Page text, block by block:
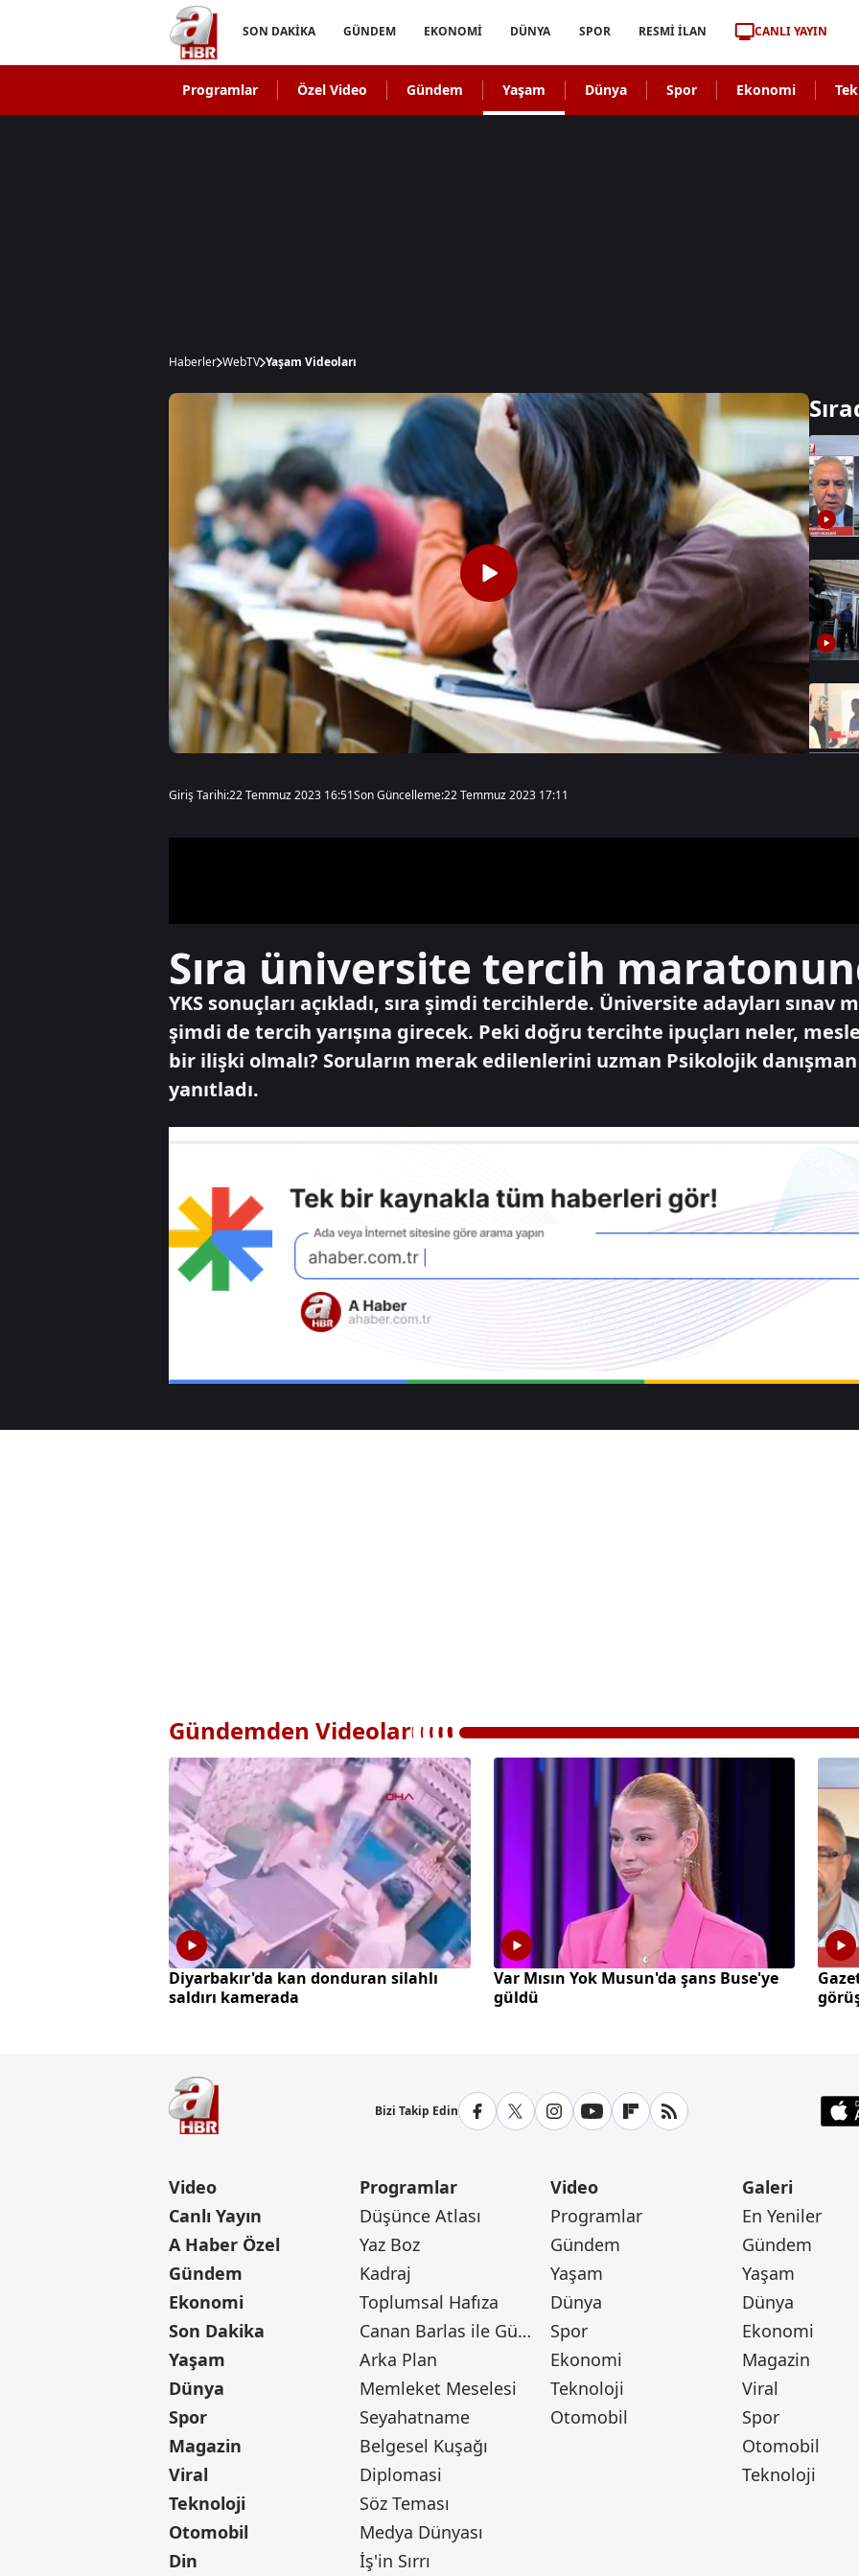
SON DAKİKA GÜNDEM EKONOMİ DÜNYA SPOR RESMİ İLAN CANLI YAYIN
Programlar Özel Video Gündem Yaşam Dünya Spor Ekonomi
Haberler WebTV Yaşam Videoları
Giriş Tarihi:22 Temmuz 2023 16:51Son Güncelleme:22 Temmuz 2023 17:11
Sıra üniversite tercih
YKS sonuçları açıkladı, sıra şimdi tercihlerde. Üniversite adayları sınav
şimdi de tercih yarışına girecek. Peki doğru tercihte ipuçları neler,
bir ilişki olmalı? Soruların merak edilenlerini uzman Psikolojik
yanıtladı.
Gündemden Videolar
Diyarbakır'da kan donduran silahlı
saldırı kamerada
Var Mısın Yok Musun'da şans Buse'ye
güldü
Bizi Takip Edin
Video
Canlı Yayın
A Haber Özel
Gündem
Ekonomi
Son Dakika
Yaşam
Dünya
Spor
Magazin
Viral
Teknoloji
Otomobil
Din
Programlar
Düşünce Atlası
Yaz Boz
Kadraj
Toplumsal Hafıza
Canan Barlas ile Gündem
Arka Plan
Memleket Meselesi
Seyahatname
Belgesel Kuşağı
Diplomasi
Söz Teması
Medya Dünyası
İş'in Sırrı
Video
Programlar
Gündem
Yaşam
Dünya
Spor
Ekonomi
Teknoloji
Otomobil
Galeri
En Yeniler
Gündem
Yaşam
Dünya
Ekonomi
Magazin
Viral
Spor
Otomobil
Teknoloji